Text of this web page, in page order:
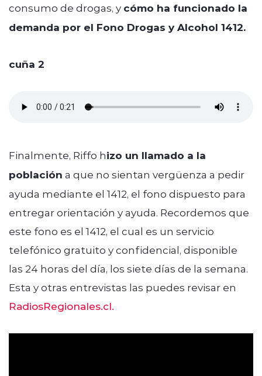
consumo de drogas, y cómo ha funcionado la
demanda por el Fono Drogas y Alcohol 1412.
cuña 2
Finalmente, Riffo hizo un llamado a la
población a que no sientan vergüenza a pedir
ayuda mediante el 1412, el fono dispuesto para
entregar orientación y ayuda. Recordemos que
este fono es el 1412, el cual es un servicio
telefónico gratuito y confidencial, disponible
las 24 horas del día, los siete días de la semana.
Esta y otras entrevistas las puedes revisar en
RadiosRegionales.cl.